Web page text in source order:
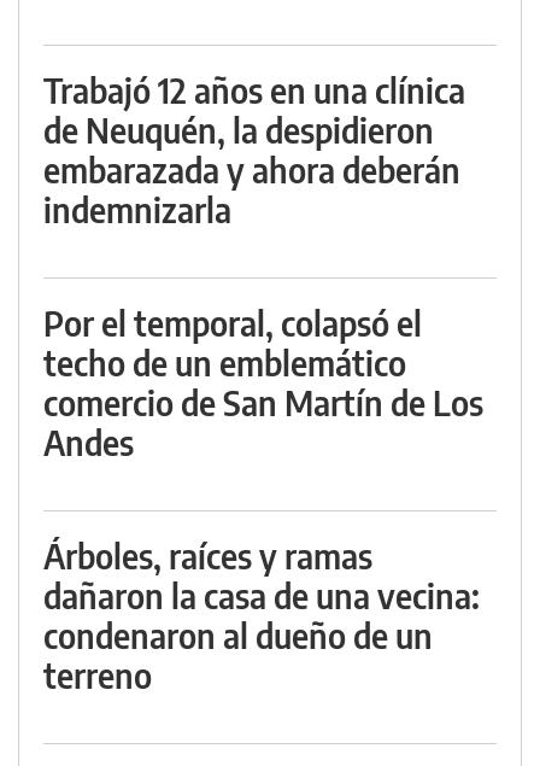
Trabajó 12 años en una clínica
de Neuquén, la despidieron
embarazada y ahora deberán
indemnizarla
Por el temporal, colapsó el
techo de un emblemático
comercio de San Martín de Los
Andes
Árboles, raíces y ramas
dañaron la casa de una vecina:
condenaron al dueño de un
terreno